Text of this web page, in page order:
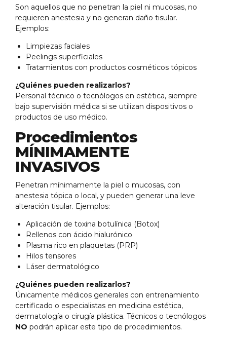
Son aquellos que no penetran la piel ni mucosas, no
requieren anestesia y no generan daño tisular.
Ejemplos:
Limpiezas faciales
Peelings superficiales
Tratamientos con productos cosméticos tópicos
¿Quiénes pueden realizarlos?
Personal técnico o tecnólogos en estética, siempre
bajo supervisión médica si se utilizan dispositivos o
productos de uso médico.
Procedimientos
MÍNIMAMENTE
INVASIVOS
Penetran mínimamente la piel o mucosas, con
anestesia tópica o local, y pueden generar una leve
alteración tisular. Ejemplos:
Aplicación de toxina botulínica (Botox)
Rellenos con ácido hialurónico
Plasma rico en plaquetas (PRP)
Hilos tensores
Láser dermatológico
¿Quiénes pueden realizarlos?
Únicamente médicos generales con entrenamiento
certificado o especialistas en medicina estética,
dermatología o cirugía plástica. Técnicos o tecnólogos
NO podrán aplicar este tipo de procedimientos.